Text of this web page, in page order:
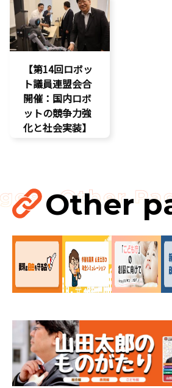
環境部会
防災
【第14回ロボッ
ト議員連盟会合
開催：国内ロボ
ットの競争力強
化と社会実装】
Other